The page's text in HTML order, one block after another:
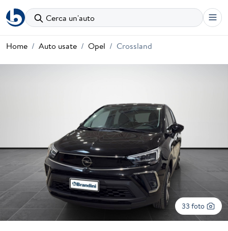
Cerca un'auto
Home Auto usate Opel Crossland
33 foto